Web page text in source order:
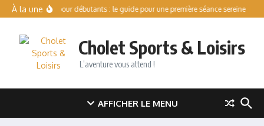
Aller au contenu
À la une
Patinoire pour débutants : le guide pour une première séance sereine
Cholet Sports & Loisirs
L’aventure vous attend !
AFFICHER LE MENU